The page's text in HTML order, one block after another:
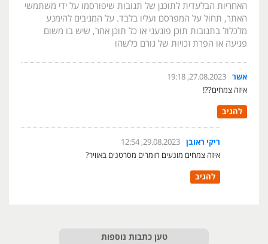
האחריות הבלעדית לתוכנן של תגובות שיפורסמו על ידי משתמשי
האתר, תחול על המפרסם ועליו בלבד. על המגיבים להימנע
מלכלול בתגובות תוכן פוגעני או כל תוכן אחר, שיש בו משום
פגיעה או הפרת זכויות של גורם כלשהו
אשר
27.08.2023, 19:18
איזה צמחים??!
להגיב
ריקי ראובן
29.08.2023, 12:54
איזה צמחים מונעים חומרים מסרטנים באוויר?
להגיב
טען כתבות נוספות